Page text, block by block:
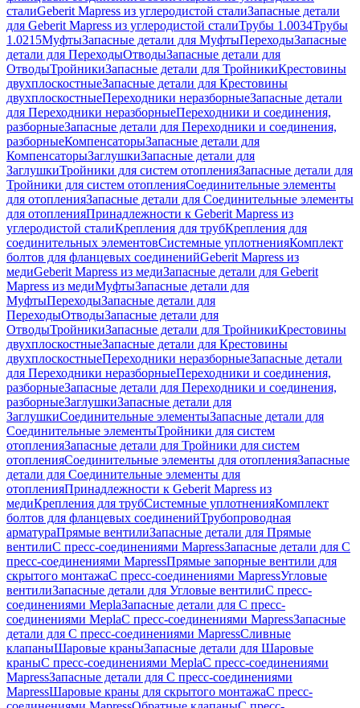
сталиGeberit Mapress из углеродистой сталиЗапасные детали
для Geberit Mapress из углеродистой сталиТрубы 1.0034Трубы
1.0215МуфтыЗапасные детали для МуфтыПереходыЗапасные
детали для ПереходыОтводыЗапасные детали для
ОтводыТройникиЗапасные детали для ТройникиКрестовины
двухплоскостныеЗапасные детали для Крестовины
двухплоскостныеПереходники неразборныеЗапасные детали
для Переходники неразборныеПереходники и соединения,
разборныеЗапасные детали для Переходники и соединения,
разборныеКомпенсаторыЗапасные детали для
КомпенсаторыЗаглушкиЗапасные детали для
ЗаглушкиТройники для систем отопленияЗапасные детали для
Тройники для систем отопленияСоединительные элементы
для отопленияЗапасные детали для Соединительные элементы
для отопленияПринадлежности к Geberit Mapress из
углеродистой сталиКрепления для трубКрепления для
соединительных элементовСистемные уплотненияКомплект
болтов для фланцевых соединенийGeberit Mapress из
медиGeberit Mapress из медиЗапасные детали для Geberit
Mapress из медиМуфтыЗапасные детали для
МуфтыПереходыЗапасные детали для
ПереходыОтводыЗапасные детали для
ОтводыТройникиЗапасные детали для ТройникиКрестовины
двухплоскостныеЗапасные детали для Крестовины
двухплоскостныеПереходники неразборныеЗапасные детали
для Переходники неразборныеПереходники и соединения,
разборныеЗапасные детали для Переходники и соединения,
разборныеЗаглушкиЗапасные детали для
ЗаглушкиСоединительные элементыЗапасные детали для
Соединительные элементыТройники для систем
отопленияЗапасные детали для Тройники для систем
отопленияСоединительные элементы для отопленияЗапасные
детали для Соединительные элементы для
отопленияПринадлежности к Geberit Mapress из
медиКрепления для трубСистемные уплотненияКомплект
болтов для фланцевых соединенийТрубопроводная
арматураПрямые вентилиЗапасные детали для Прямые
вентилиС пресс-соединениями MapressЗапасные детали для С
пресс-соединениями MapressПрямые запорные вентили для
скрытого монтажаС пресс-соединениями MapressУгловые
вентилиЗапасные детали для Угловые вентилиС пресс-
соединениями MeplaЗапасные детали для С пресс-
соединениями MeplaС пресс-соединениями MapressЗапасные
детали для С пресс-соединениями MapressСливные
клапаныШаровые краныЗапасные детали для Шаровые
краныС пресс-соединениями MeplaС пресс-соединениями
MapressЗапасные детали для С пресс-соединениями
MapressШаровые краны для скрытого монтажаС пресс-